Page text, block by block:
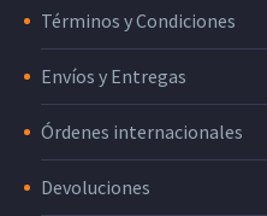
Términos y Condiciones
Envíos y Entregas
Órdenes internacionales
Devoluciones